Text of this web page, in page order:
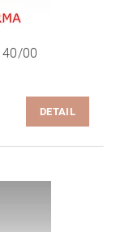
40/00
DETAIL